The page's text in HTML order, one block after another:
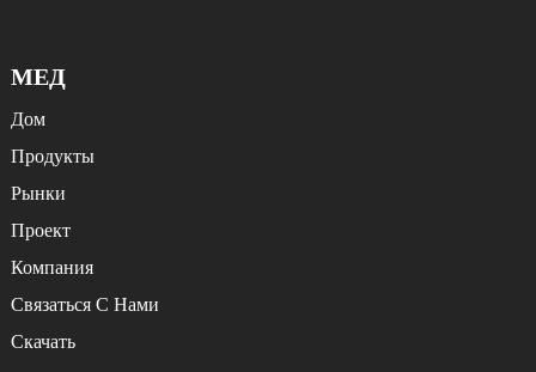
МЕД
Дом
Продукты
Рынки
Проект
Компания
Связаться С Нами
Скачать